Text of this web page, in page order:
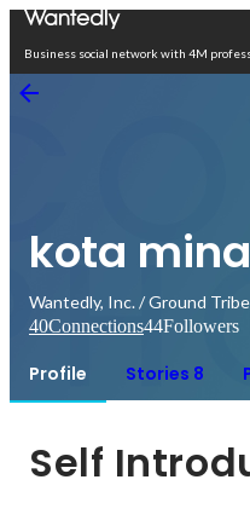
Business social network with 4M
kota
Wantedly, Inc. / Ground
40Connections44Followers
Profile Stories 8
Self